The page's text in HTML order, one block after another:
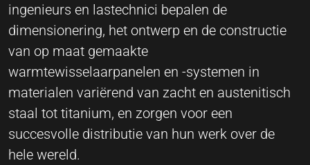
ingenieurs en lastechnici bepalen de
dimensionering, het ontwerp en de constructie
van op maat gemaakte
warmtewisselaarpanelen en -systemen in
materialen variërend van zacht en austenitisch
staal tot titanium, en zorgen voor een
succesvolle distributie van hun werk over de
hele wereld.